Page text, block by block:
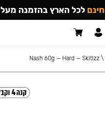
\
Nash 60g — Hard — Skitlzz
חינם לכל הארץ בהזמנה מעל ₪449